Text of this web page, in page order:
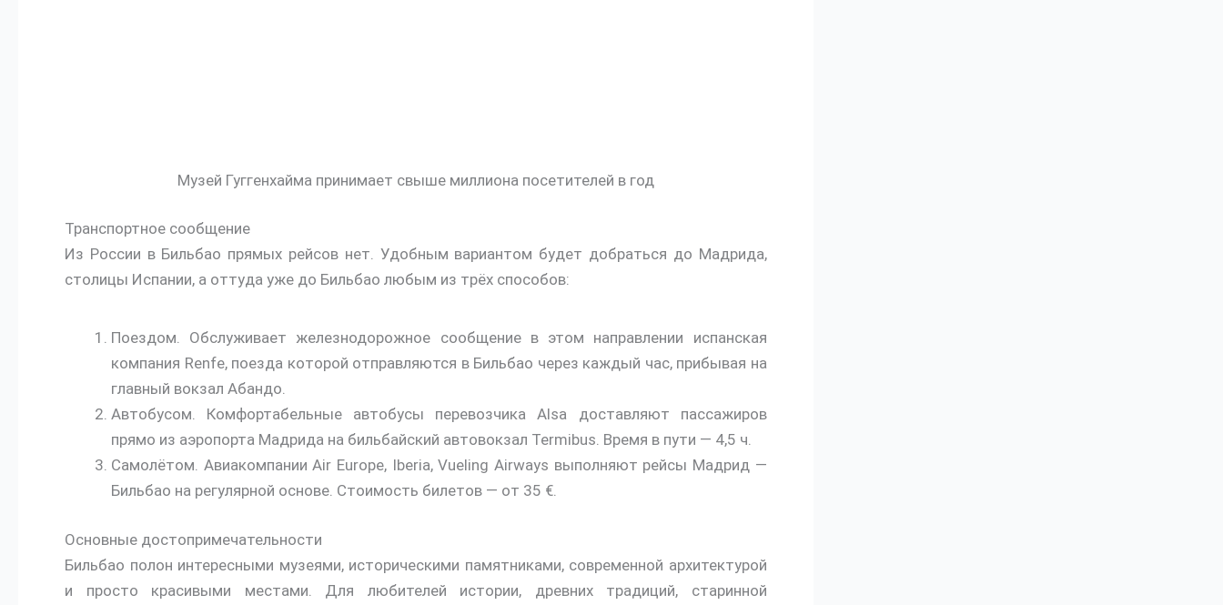
Музей Гуггенхайма принимает свыше миллиона посетителей в год
Транспортное сообщение
Из России в Бильбао прямых рейсов нет. Удобным вариантом будет добраться до Мадрида,
столицы Испании, а оттуда уже до Бильбао любым из трёх способов:
Поездом. Обслуживает железнодорожное сообщение в этом направлении испанская
компания Renfe, поезда которой отправляются в Бильбао через каждый час, прибывая на
главный вокзал Абандо.
Автобусом. Комфортабельные автобусы перевозчика Alsa доставляют пассажиров
прямо из аэропорта Мадрида на бильбайский автовокзал Termibus. Время в пути — 4,5 ч.
Самолётом. Авиакомпании Air Europe, Iberia, Vueling Airways выполняют рейсы Мадрид —
Бильбао на регулярной основе. Стоимость билетов — от 35 €.
Основные достопримечательности
Бильбао полон интересными музеями, историческими памятниками, современной архитектурой
и просто красивыми местами. Для любителей истории, древних традиций, старинной